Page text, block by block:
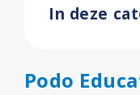
Foot & Ankle
E-learning
In deze
Podo